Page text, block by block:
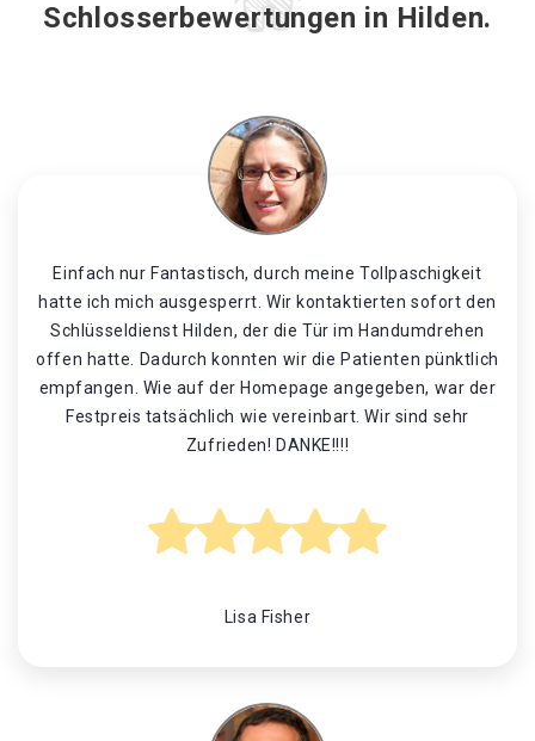
Schlosserbewertungen in Hilden.
Einfach nur Fantastisch, durch meine Tollpaschigkeit
hatte ich mich ausgesperrt. Wir kontaktierten sofort den
Schlüsseldienst Hilden, der die Tür im Handumdrehen
offen hatte. Dadurch konnten wir die Patienten pünktlich
empfangen. Wie auf der Homepage angegeben, war der
Festpreis tatsächlich wie vereinbart. Wir sind sehr
Zufrieden! DANKE!!!!
Lisa Fisher